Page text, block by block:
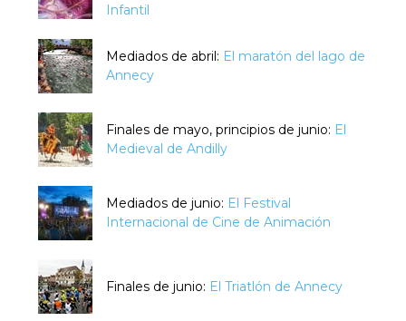
Infantil
Mediados de abril: El maratón del lago de
Annecy
Finales de mayo, principios de junio: El
Medieval de Andilly
Mediados de junio: El Festival
Internacional de Cine de Animación
Finales de junio: El Triatlón de Annecy